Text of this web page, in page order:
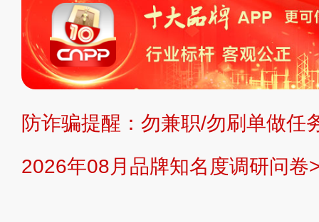
复制、转载、商用。本站不生产产
不代理、不招商、不提供中介服务。
持投资购买的观点或意见，页面信息
提交说明： 快速提交发布>> 提交品
防诈骗提醒：勿兼职/勿刷单做任
2026年08月品牌知名度调研问卷